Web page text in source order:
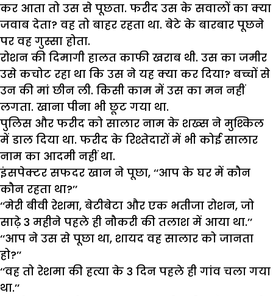
कर आता तो उस से पूछता. फरीद उस के सवालों का क्या
जवाब देता? वह तो बाहर रहता था. बेटे के बारबार पूछने
पर वह गुस्सा होता.
रोशन की दिमागी हालत काफी खराब थी. उस का जमीर
उसे कचोट रहा था कि उस ने यह क्या कर दिया? बच्चों से
उन की मां छीन ली. किसी काम में उस का मन नहीं
लगता. खाना पीना भी छूट गया था.
पुलिस और फरीद को सालार नाम के शख्स ने मुश्किल
में डाल दिया था. फरीद के रिश्तेदारों में भी कोई सालार
नाम का आदमी नहीं था.
इंसपेक्टर सफदर खान ने पूछा, ‘‘आप के घर में कौन
कौन रहता था?’’
‘‘मेरी बीवी रेशमा, बेटीबेटा और एक भतीजा रोशन, जो
साढ़े 3 महीने पहले ही नौकरी की तलाश में आया था.’’
‘‘आप ने उस से पूछा था, शायद वह सालार को जानता
हो?’’
‘‘वह तो रेशमा की हत्या के 3 दिन पहले ही गांव चला गया
था.’’